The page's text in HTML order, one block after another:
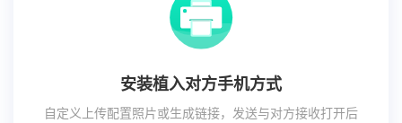
安装植入对方手机方式
自定义上传配置照片或生成链接，发送与对方接收打开后